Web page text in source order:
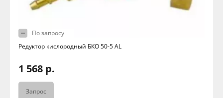
По запросу
Редуктор кислородный БКО 50-5 AL
1 568 р.
Запрос